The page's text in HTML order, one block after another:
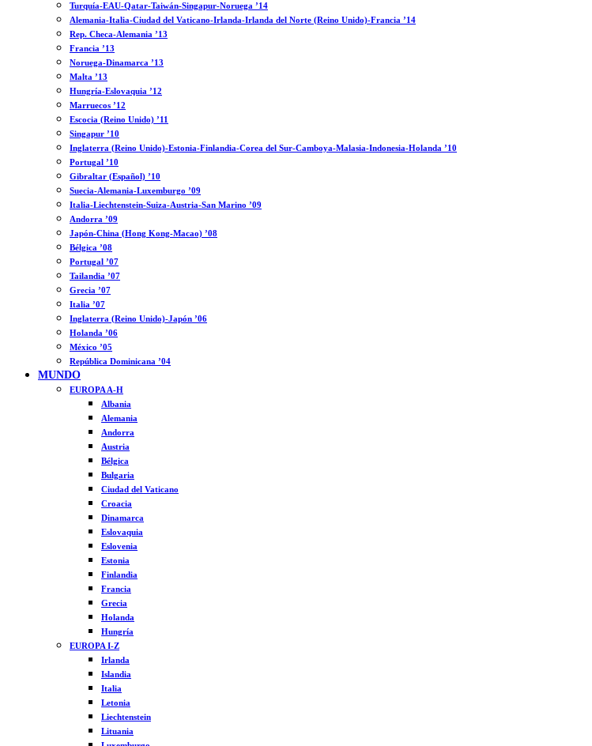
Turquía-EAU-Qatar-Taiwán-Singapur-Noruega ’14
Alemania-Italia-Ciudad del Vaticano-Irlanda-Irlanda del Norte (Reino Unido)-Francia ’14
Rep. Checa-Alemania ’13
Francia ’13
Noruega-Dinamarca ’13
Malta ’13
Hungría-Eslovaquia ’12
Marruecos ’12
Escocia (Reino Unido) ’11
Singapur ’10
Inglaterra (Reino Unido)-Estonia-Finlandia-Corea del Sur-Camboya-Malasia-Indonesia-Holanda ’10
Portugal ’10
Gibraltar (Español) ’10
Suecia-Alemania-Luxemburgo ’09
Italia-Liechtenstein-Suiza-Austria-San Marino ’09
Andorra ’09
Japón-China (Hong Kong-Macao) ’08
Bélgica ’08
Portugal ’07
Tailandia ’07
Grecia ’07
Italia ’07
Inglaterra (Reino Unido)-Japón ’06
Holanda ’06
México ’05
República Dominicana ’04
MUNDO
EUROPA A-H
Albania
Alemania
Andorra
Austria
Bélgica
Bulgaria
Ciudad del Vaticano
Croacia
Dinamarca
Eslovaquia
Eslovenia
Estonia
Finlandia
Francia
Grecia
Holanda
Hungría
EUROPA I-Z
Irlanda
Islandia
Italia
Letonia
Liechtenstein
Lituania